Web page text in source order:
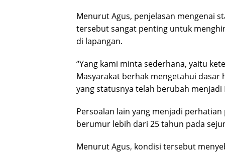
Menurut Agus, penjelasan mengenai
tersebut sangat penting untuk
di lapangan.
“Yang kami minta sederhana, yaitu
Masyarakat berhak mengetahui dasar
yang statusnya telah berubah menjadi
Persoalan lain yang menjadi
berumur lebih dari 25 tahun pada
Menurut Agus, kondisi tersebut